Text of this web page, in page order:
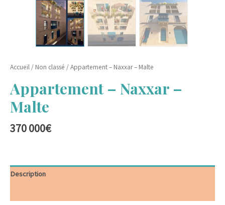
Accueil/ Non classé / Appartement – Naxxar – Malte
Appartement – Naxxar –
Malte
370 000€
Description